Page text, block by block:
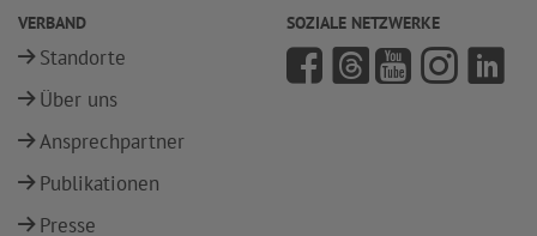
VERBAND
Standorte
Über uns
Ansprechpartner
Publikationen
Presse
SOZIALE NETZWERKE